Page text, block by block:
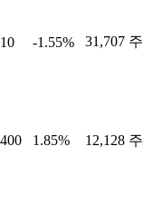
-1.55% 31,707 주
1.85% 12,128 주